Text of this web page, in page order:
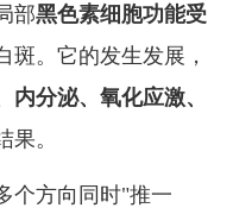
部黑色素细胞功能受
斑。它的发生发展，
内分泌、氧化应激、
果。
方向同时"推一